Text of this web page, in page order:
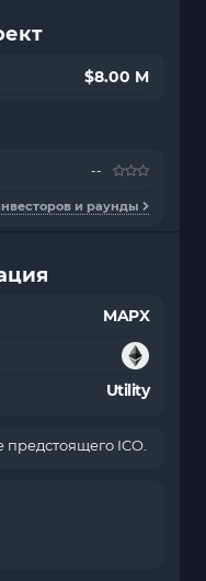
$8.00 M
--
и раунды
MAPX
Utility
ICO.